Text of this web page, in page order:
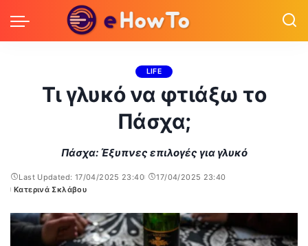
LIFE
Τι γλυκό να φτιάξω το
Πάσχα;
Πάσχα: Έξυπνες επιλογές για γλυκό
Last Updated: 17/04/2025 23:40
17/04/2025 23:40
Posted
Κατερινά Σκλάβου